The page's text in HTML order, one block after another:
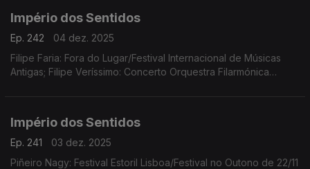
Império dos Sentidos
Ep. 242
04 dez. 2025
Filipe Faria: Fora do Lugar/Festival Internacional de Músicas
Antigas; Filipe Veríssimo: Concerto Orquestra Filarmónica
Império dos Sentidos
Ep. 241
03 dez. 2025
Piñeiro Nagy: Festival Estoril Lisboa/Festival no Outono de 22/11